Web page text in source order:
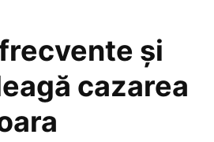
și
cazarea